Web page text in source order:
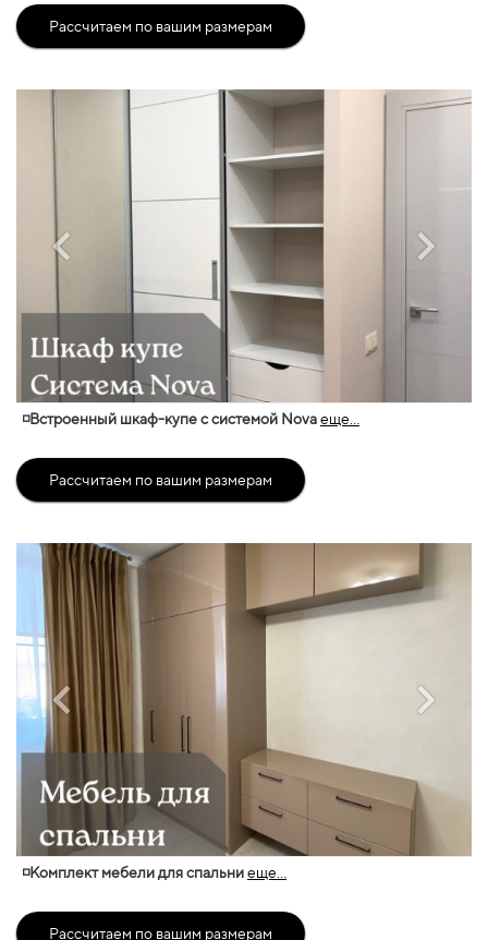
Рассчитаем по вашим размерам
◽Встроенный шкаф-купе с системой Novaеще...
Рассчитаем по вашим размерам
◽Комплект мебели для спальниеще...
Рассчитаем по вашим размерам